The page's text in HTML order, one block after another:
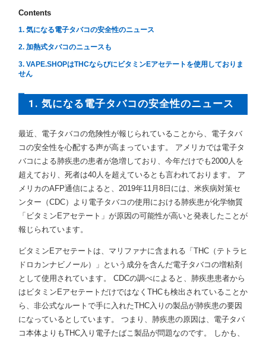
Contents
1. 気になる電子タバコの安全性のニュース
2. 加熱式タバコのニュースも
3. VAPE.SHOPはTHCならびにビタミンEアセテートを使用しておりま
せん
1. 気になる電子タバコの安全性のニュース
最近、電子タバコの危険性が報じられていることから、電子タバ
コの安全性を心配する声が高まっています。 アメリカでは電子タ
バコによる肺疾患の患者が急増しており、今年だけでも2000人を
超えており、死者は40人を超えているとも言われております。 ア
メリカのAFP通信によると、2019年11月8日には、米疾病対策セ
ンター（CDC）より電子タバコの使用における肺疾患が化学物質
「ビタミンEアセテート」が原因の可能性が高いと発表したことが
報じられています。
ビタミンEアセテートは、マリファナに含まれる「THC（テトラヒ
ドロカンナビノール）」という成分を含んだ電子タバコの増粘剤
として使用されています。 CDCの調べによると、肺疾患患者から
はビタミンEアセテートだけではなくTHCも検出されていることか
ら、非公式なルートで手に入れたTHC入りの製品が肺疾患の要因
になっているとしています。 つまり、肺疾患の原因は、電子タバ
コ本体よりもTHC入り電子たばこ製品が問題なのです。 しかも、